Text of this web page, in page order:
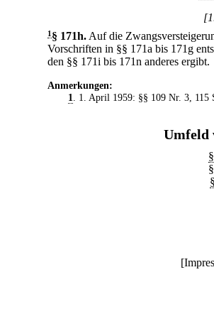
1 § 171h. Auf die
Vorschriften in §§ 171a bis 171g
den §§ 171i bis 171n anderes ergibt.
Anmerkungen:
1
. 1. April 1959: §§ 109 Nr. 3, 115
Umfeld
[